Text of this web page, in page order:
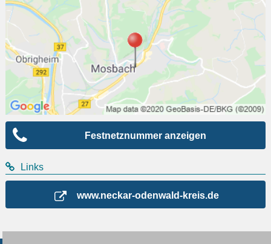
Festnetznummer anzeigen
Links
www.neckar-odenwald-kreis.de